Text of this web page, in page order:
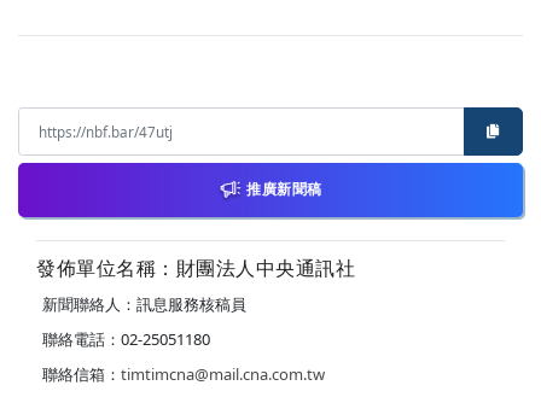
推廣新聞稿
發佈單位名稱：財團法人中央通訊社
新聞聯絡人：訊息服務核稿員
聯絡電話：02-25051180
聯絡信箱： timtimcna@mail.cna.com.tw